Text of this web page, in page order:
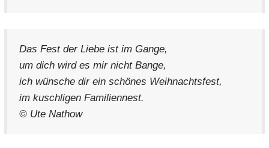
Das Fest der Liebe ist im Gange,
um dich wird es mir nicht Bange,
ich wünsche dir ein schönes Weihnachtsfest,
im kuschligen Familiennest.
© Ute Nathow